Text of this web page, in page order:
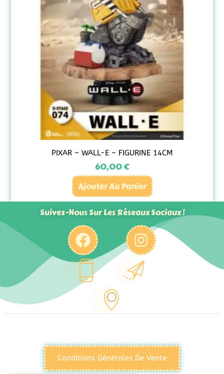
PIXAR – WALL-E – FIGURINE 14CM
60,00€
Ajouter Au Panier
Suivez-Nous Sur Les Réseaux Sociaux !
Conditions Générales De Vente